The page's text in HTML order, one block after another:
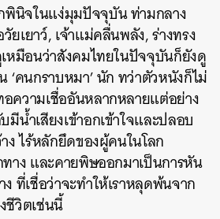
พินิจในแง่มุมปัจจุบัน ท่ามกลาง
ยเยาว์, เจ้าแม่คลื่นพลัง, ร่างทรง
หมือนว่าสังคมไทยในปัจจุบันก็ยังดู
‘คนกราบหมา’ นัก ทว่าตัวหนังก็ไม่
ความเชื่ออันหลากหลายแต่อย่าง
น้ำเสียงเข้าอกเข้าใจและปลอบ
ง ไร้หลักยึดของผู้คนในโลก
าง และคายพิษออกมาเป็นการหัน
ที่เชื่อว่าจะทำให้เราหลุดพ้นจาก
ชีวิตเช่นนี้